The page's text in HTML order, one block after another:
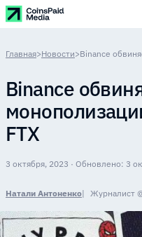
Главная>Новости>Binance
Binance
FTX
3 октября, 2023 · Обновлено: 3
Натали Антоненко Журналист